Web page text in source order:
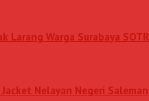
Larang Warga Surabaya SOTR
Nelayan Negeri Saleman